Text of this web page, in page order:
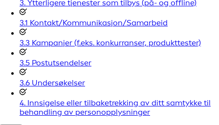
3. Ytterligere tjenester som tilbys (på- og offline)
3.1 Kontakt/Kommunikasjon/Samarbeid
3.3 Kampanjer (f.eks. konkurranser, produkttester)
3.5 Postutsendelser
3.6 Undersøkelser
4. Innsigelse eller tilbaketrekking av ditt samtykke til
behandling av personopplysninger